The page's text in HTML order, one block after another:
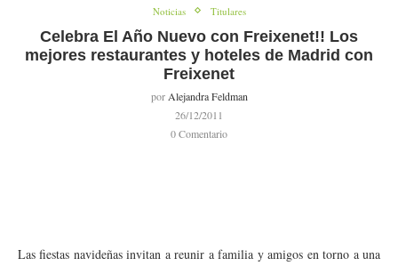
Noticias Titulares
Celebra El Año Nuevo con Freixenet!! Los
mejores restaurantes y hoteles de Madrid con
Freixenet
por Alejandra Feldman
26/12/2011
0 Comentario
Las fiestas navideñas invitan a reunir a familia y amigos en torno a una